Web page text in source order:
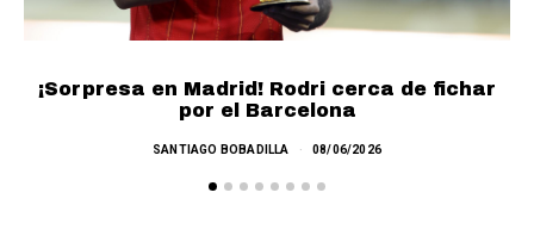
¡Sorpresa en Madrid! Rodri cerca de fichar
por el Barcelona
SANTIAGO BOBADILLA 08/06/2026